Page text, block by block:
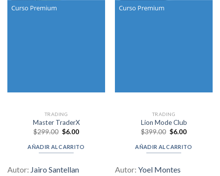
Curso Premium
TRADING
Master TraderX
$299.00 Original
price
was:
$299.00.
$6.00Current
is:
$6.00.
AÑADIR AL CARRITO
Autor: Jairo Santellan
Curso Premium
TRADING
Lion Mode Club
$399.00 Original
price
was:
$399.00.
$6.00Current
is:
$6.00.
AÑADIR AL CARRITO
Autor: Yoel Montes